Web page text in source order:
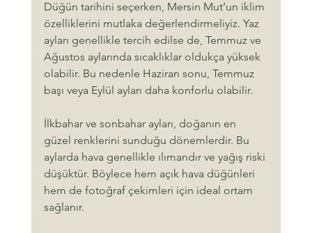
Düğün tarihini seçerken, Mersin Mut’un iklim
özelliklerini mutlaka değerlendirmeliyiz. Yaz
ayları genellikle tercih edilse de, Temmuz ve
Ağustos aylarında sıcaklıklar oldukça yüksek
olabilir. Bu nedenle Haziran sonu, Temmuz
başı veya Eylül ayları daha konforlu olabilir.
İlkbahar ve sonbahar ayları, doğanın en
güzel renklerini sunduğu dönemlerdir. Bu
aylarda hava genellikle ılımandır ve yağış riski
düşüktür. Böylece hem açık hava düğünleri
hem de fotoğraf çekimleri için ideal ortam
sağlanır.